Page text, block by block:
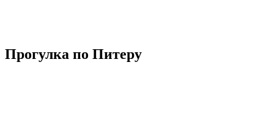
Прогулка по Питеру